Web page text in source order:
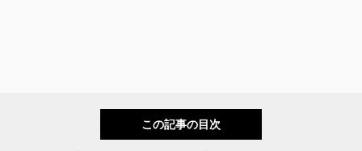
この記事の目次